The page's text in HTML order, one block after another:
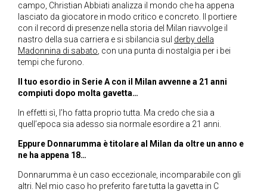
campo, Christian Abbiati analizza il mondo che ha appena
lasciato da giocatore in modo critico e concreto. Il portiere
con il record di presenze nella storia del Milan riavvolge il
nastro della sua carriera e si sbilancia sul derby della
Madonnina di sabato , con una punta di nostalgia per i bei
tempi che furono.
Il tuo esordio in Serie A con il Milan avvenne a 21 anni
compiuti dopo molta gavetta…
In effetti sì, l’ho fatta proprio tutta. Ma credo che sia a
quell’epoca sia adesso sia normale esordire a 21 anni.
Eppure Donnarumma è titolare al Milan da oltre un anno e
ne ha appena 18…
Donnarumma è un caso eccezionale, incomparabile con gli
altri. Nel mio caso ho preferito fare tutta la gavetta in C